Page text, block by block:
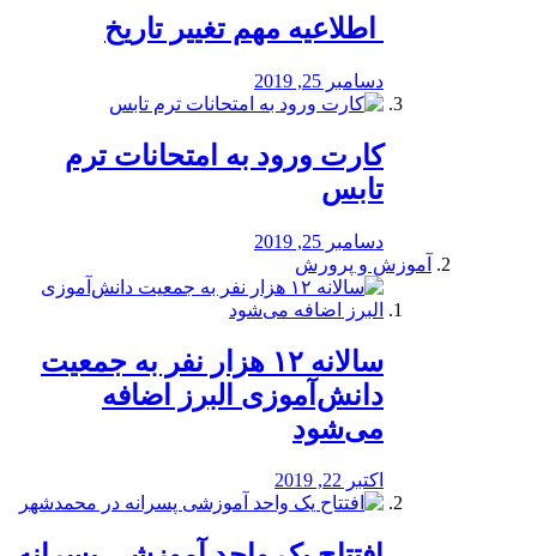
️ اطلاعیه مهم تغییر تاریخ
دسامبر 25, 2019
کارت ورود به امتحانات ترم
تابس
دسامبر 25, 2019
آموزش و پرورش
️سالانه ۱۲ هزار نفر به جمعیت
دانش‌آموزی البرز اضافه
می‌شود
اکتبر 22, 2019